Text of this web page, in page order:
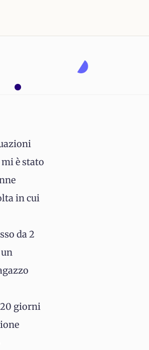
è stato
in cui
da 2
20 giorni